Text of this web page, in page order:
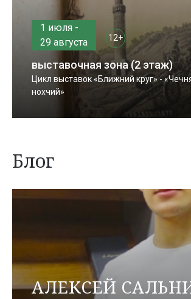
1 июля -
29 августа
12+
выставочная зона (2 этаж)
Цикл выставок «Ближний круг» -
нохчий»
Блог
АЛЕКСЕЙ